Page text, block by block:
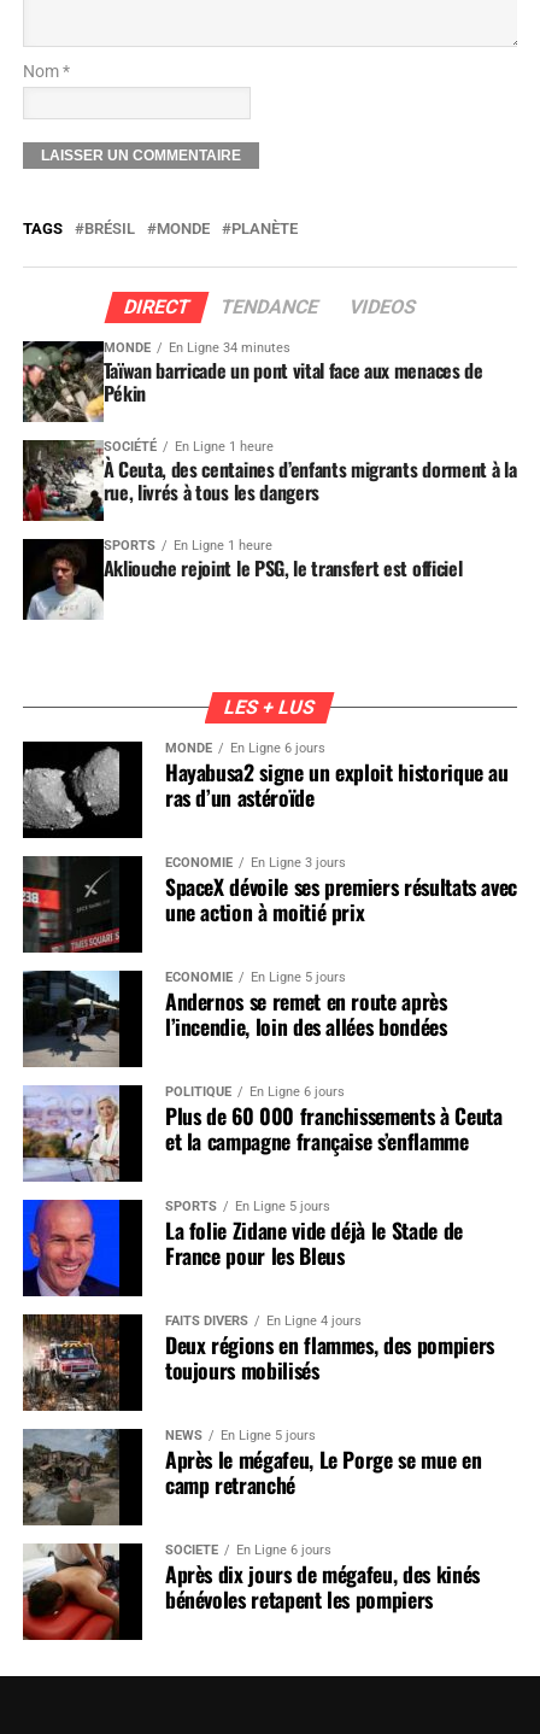
Nom *
TAGS BRÉSIL MONDE PLANÈTE
DIRECT TENDANCE VIDEOS
MONDE En Ligne 34 minutes
Taïwan barricade un pont vital face aux menaces de
Pékin
SOCIÉTÉ En Ligne 1 heure
À Ceuta, des centaines d’enfants migrants dorment à la
rue, livrés à tous les dangers
SPORTS En Ligne 1 heure
Akliouche rejoint le PSG, le transfert est officiel
LES + LUS
MONDE En Ligne 6 jours
Hayabusa2 signe un exploit historique au
ras d’un astéroïde
ÉCONOMIE En Ligne 3 jours
SpaceX dévoile ses premiers résultats avec
une action à moitié prix
ÉCONOMIE En Ligne 5 jours
Andernos se remet en route après
l’incendie, loin des allées bondées
POLITIQUE En Ligne 6 jours
Plus de 60 000 franchissements à Ceuta
et la campagne française s’enflamme
SPORTS En Ligne 5 jours
La folie Zidane vide déjà le Stade de
France pour les Bleus
FAITS DIVERS En Ligne 4 jours
Deux régions en flammes, des pompiers
toujours mobilisés
NEWS En Ligne 5 jours
Après le mégafeu, Le Porge se mue en
camp retranché
SOCIÉTÉ En Ligne 6 jours
Après dix jours de mégafeu, des kinés
bénévoles retapent les pompiers